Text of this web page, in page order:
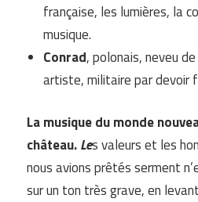
française, les lumières, la
musique.
Conrad, polonais, neveu
artiste, militaire par devoir
La musique du monde
château.Les valeurs et les
nous avions prêtés serment
sur un ton très grave, en